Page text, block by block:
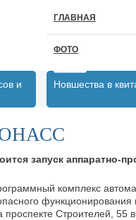
ГЛАВНАЯ
ФОТО
и
Новшества в
запуск
комплекс
функционирования
Строителей, 55